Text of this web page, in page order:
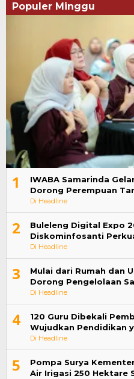
Populer Minggu
1
IWABA Samarinda
Dorong Perempuan
Di Headline
2
Buleleng Digital Expo
Diskominfosanti
Di Headline
3
Mulai dari Rumah dan
Dorong Pengelolaan
Di Headline
4
120 Guru Dibekali
Wujudkan Pendidikan
Di Headline
5
Pompa Surya
Air Irigasi 250 Hektare